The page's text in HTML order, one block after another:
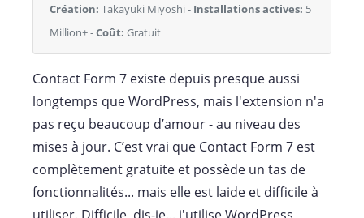
Création: Takayuki Miyoshi - Installations actives: 5
Million+ -Coût: Gratuit
Contact Form 7 existe depuis presque aussi
longtemps que WordPress, mais l'extension n'a
pas reçu beaucoup d’amour - au niveau des
mises à jour. C’est vrai que Contact Form 7 est
complètement gratuite et possède un tas de
fonctionnalités... mais elle est laide et difficile à